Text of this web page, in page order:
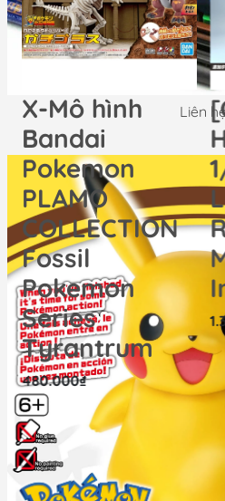
Liên
Sản phẩm có những chi tiết
trước khi lắp + Với những chi
tiếp với shop để hỗ trợ xử lý
ORDER TỪ 7-14 NGÀY ĐỐI
KHÔNG CÓ SẴN =>> MỌI CHI
CỬA HÀNG ---------- Mô hình
0342952312 - 0981313335
#mg #gundamchat
X-Mô hình
Bandai
Pokemon
PLAMO
COLLECTION
Fossil
Pokemon
Series
Tyrantrum
480.000₫